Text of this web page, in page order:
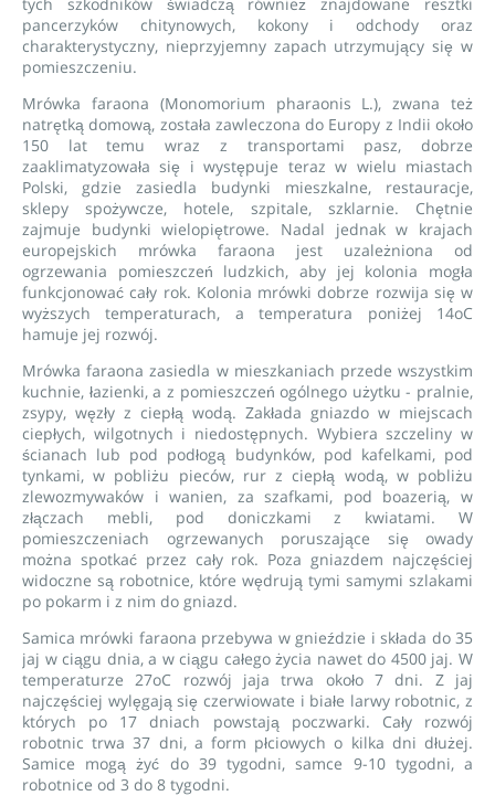
pancerzyków chitynowych, kokony i odchody oraz
charakterystyczny, nieprzyjemny zapach utrzymujący się w
pomieszczeniu.
Mrówka faraona (Monomorium pharaonis L.), zwana też
natrętką domową, została zawleczona do Europy z Indii około
150 lat temu wraz z transportami pasz, dobrze
zaaklimatyzowała się i występuje teraz w wielu miastach
Polski, gdzie zasiedla budynki mieszkalne, restauracje,
sklepy spożywcze, hotele, szpitale, szklarnie. Chętnie
zajmuje budynki wielopiętrowe. Nadal jednak w krajach
europejskich mrówka faraona jest uzależniona od
ogrzewania pomieszczeń ludzkich, aby jej kolonia mogła
funkcjonować cały rok. Kolonia mrówki dobrze rozwija się w
wyższych temperaturach, a temperatura poniżej 14oC
hamuje jej rozwój.
Mrówka faraona zasiedla w mieszkaniach przede wszystkim
kuchnie, łazienki, a z pomieszczeń ogólnego użytku - pralnie,
zsypy, węzły z ciepłą wodą. Zakłada gniazdo w miejscach
ciepłych, wilgotnych i niedostępnych. Wybiera szczeliny w
ścianach lub pod podłogą budynków, pod kafelkami, pod
tynkami, w pobliżu pieców, rur z ciepłą wodą, w pobliżu
zlewozmywaków i wanien, za szafkami, pod boazerią, w
złączach mebli, pod doniczkami z kwiatami. W
pomieszczeniach ogrzewanych poruszające się owady
można spotkać przez cały rok. Poza gniazdem najczęściej
widoczne są robotnice, które wędrują tymi samymi szlakami
po pokarm i z nim do gniazd.
Samica mrówki faraona przebywa w gnieździe i składa do 35
jaj w ciągu dnia, a w ciągu całego życia nawet do 4500 jaj. W
temperaturze 27oC rozwój jaja trwa około 7 dni. Z jaj
najczęściej wylęgają się czerwiowate i białe larwy robotnic, z
których po 17 dniach powstają poczwarki. Cały rozwój
robotnic trwa 37 dni, a form płciowych o kilka dni dłużej.
Samice mogą żyć do 39 tygodni, samce 9-10 tygodni, a
robotnice od 3 do 8 tygodni.